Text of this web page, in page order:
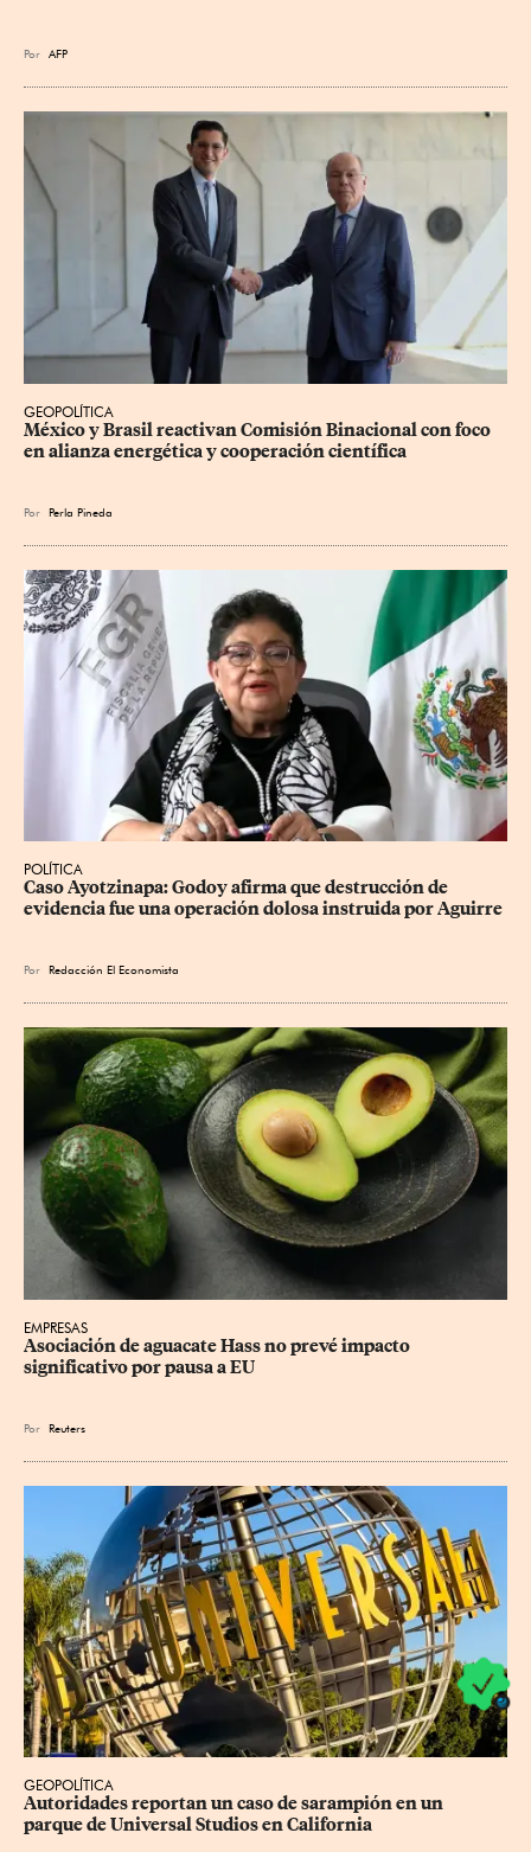
Por AFP
GEOPOLÍTICA
México y Brasil reactivan Comisión Binacional con foco
en alianza energética y cooperación científica
Por Perla Pineda
POLÍTICA
Caso Ayotzinapa: Godoy afirma que destrucción de
evidencia fue una operación dolosa instruida por Aguirre
Por Redacción El Economista
EMPRESAS
Asociación de aguacate Hass no prevé impacto
significativo por pausa a EU
Por Reuters
GEOPOLÍTICA
Autoridades reportan un caso de sarampión en un
parque de Universal Studios en California